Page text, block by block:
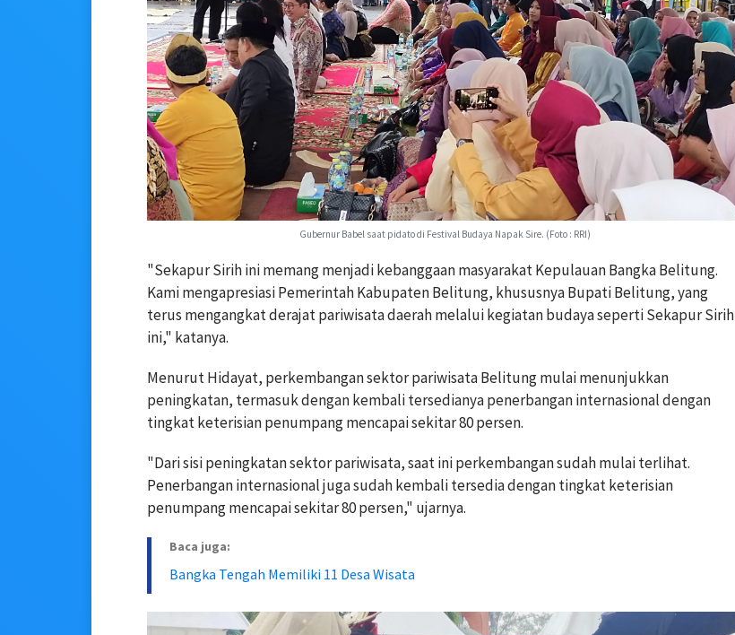
Gubernur Babel saat pidato di Festival Budaya Napak Sire. (Foto : RRI)
"Sekapur Sirih ini memang menjadi kebanggaan masyarakat Kepulauan Bangka Belitung.
Kami mengapresiasi Pemerintah Kabupaten Belitung, khususnya Bupati Belitung, yang
terus mengangkat derajat pariwisata daerah melalui kegiatan budaya seperti Sekapur Sirih
ini," katanya.
Menurut Hidayat, perkembangan sektor pariwisata Belitung mulai menunjukkan
peningkatan, termasuk dengan kembali tersedianya penerbangan internasional dengan
tingkat keterisian penumpang mencapai sekitar 80 persen.
"Dari sisi peningkatan sektor pariwisata, saat ini perkembangan sudah mulai terlihat.
Penerbangan internasional juga sudah kembali tersedia dengan tingkat keterisian
penumpang mencapai sekitar 80 persen," ujarnya.
Baca juga:
Bangka Tengah Memiliki 11 Desa Wisata